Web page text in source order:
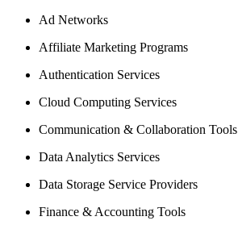
Ad Networks
Affiliate Marketing Programs
Authentication Services
Cloud Computing Services
Communication & Collaboration Tools
Data Analytics Services
Data Storage Service Providers
Finance & Accounting Tools